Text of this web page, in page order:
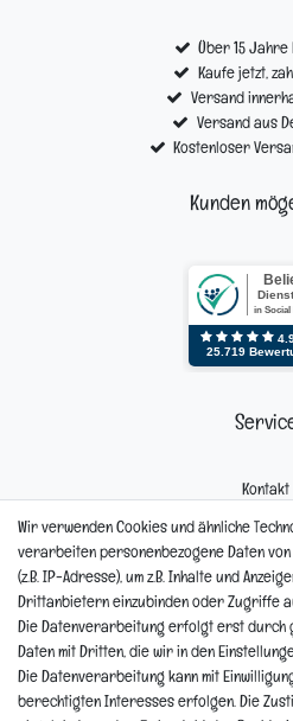
Über 15 Jahre
Kaufe jetzt,
Versand
Versand aus
Kostenloser
Kunden
Kontakt
Hinweis zur
Wir verwenden Cookies und ähnliche
verarbeiten personenbezogene Daten
(z.B. IP-Adresse), um z.B. Inhalte und
Drittanbietern einzubinden oder Zugriffe
Die Datenverarbeitung erfolgt erst durch
Daten mit Dritten, die wir in den
Die Datenverarbeitung kann mit
berechtigten Interesses erfolgen. Die